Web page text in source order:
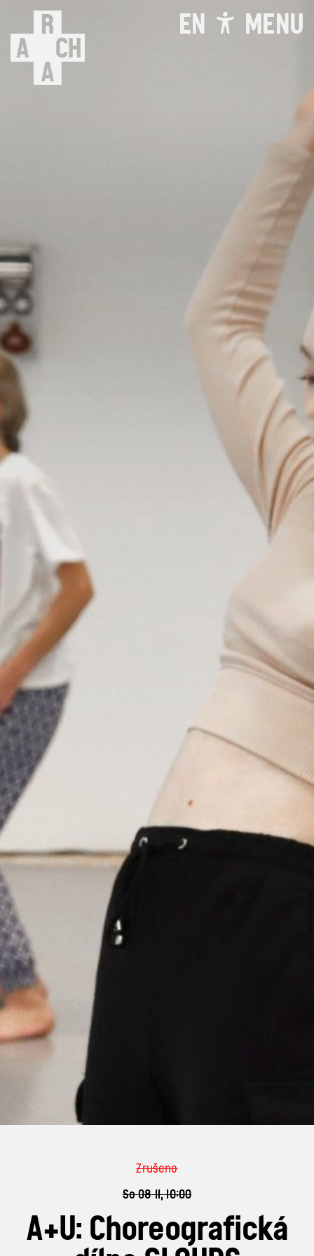
EN MENU
Zrušeno
So 08 11, 10:00
A+U: Choreografická